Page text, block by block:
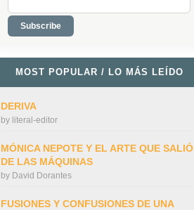
MOST POPULAR / LO MÁS LEÍDO
DERIVA
by literal-editor
MÓNICA NEPOTE Y EL ARTE QUE SALIÓ
DE LAS MÁQUINAS
by David Dorantes
FUSIONES Y CONFUSIONES DE UNA